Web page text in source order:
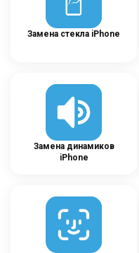
Замена стекла iPhone
Замена динамиков
iPhone